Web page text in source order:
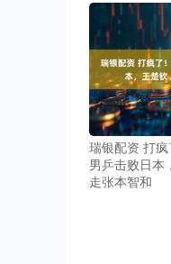
瑞银配资 打
男乒击败日本
走张本智和